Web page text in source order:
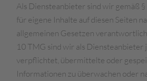
Als Diensteanbieter sind wir gemäß §
für eigene Inhalte auf diesen Seiten
allgemeinen Gesetzen
10 TMG sind wir als Diensteanbieter
verpflichtet, übermittelte oder
Informationen zu überwachen oder